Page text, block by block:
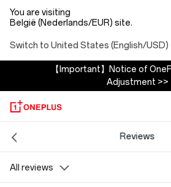
You are visiting
België (Nederlands/EUR) site.
Switch to United States (English/USD)
【Important】Notice of
Adjustment >>
All reviews
Reviews